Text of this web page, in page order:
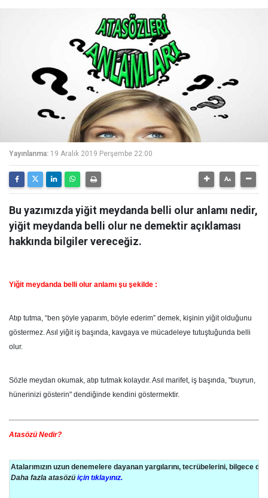
Yayınlanma: 19 Aralık 2019 Perşembe 22:00
Bu yazımızda yiğit meydanda belli olur anlamı nedir,
yiğit meydanda belli olur ne demektir açıklaması
hakkında bilgiler vereceğiz.
Yiğit meydanda belli olur anlamı şu şekilde :
Atıp tutma, “ben şöyle yaparım, böyle ederim” demek, kişinin yiğit olduğunu
göstermez. Asıl yiğit iş başında, kavgaya ve mücadeleye tutuştuğunda belli
olur.
Sözle meydan okumak, atıp tutmak kolaydır. Asıl marifet, iş başında, "buyrun,
hünerinizi gösterin" dendiğinde kendini göstermektir.
Atasözü Nedir?
Atalarımızın uzun denemelere dayanan yargılarını, tecrübelerini, bilgece
Daha fazla atasözü için tıklayınız.